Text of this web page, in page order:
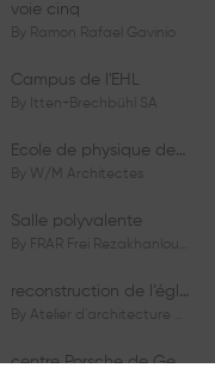
voie cinq
By Ramon Rafael Gavinio
Campus de l'EHL
By Itten+Brechbühl SA
Ecole de physique des Houches
By W/M Architectes
Salle polyvalente
By FRAR Frei Rezakhanlou SA
reconstruction de l’église du Lignon
By Atelier d'architecture Jacques Bugna SA
centre Porsche de Genève